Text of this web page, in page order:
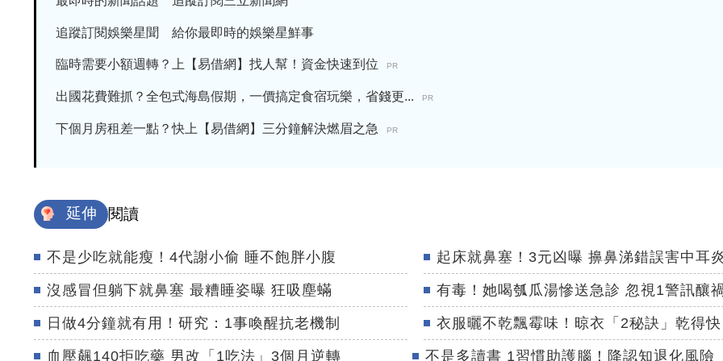
追蹤訂閱娛樂星聞 給你最即時的娛樂星鮮事
臨時需要小額週轉？上【易借網】找人幫！資金快速到位 PR
出國花費難抓？全包式海島假期，一價搞定食宿玩樂，省錢更... PR
下個月房租差一點？快上【易借網】三分鐘解決燃眉之急 PR
延伸 閱讀
不是少吃就能瘦！4代謝小偷 睡不飽胖小腹 起床就鼻塞！3元凶曝 擤鼻涕錯誤害中耳
沒感冒但躺下就鼻塞 最糟睡姿曝 狂吸塵蟎 有毒！她喝瓠瓜湯慘送急診 忽視1警訊釀
日做4分鐘就有用！研究：1事喚醒抗老機制 衣服曬不乾飄霉味！晾衣「2秘訣」乾得快
血壓飆140拒吃藥 男改「1吃法」3個月逆轉 不是多讀書 1習慣助護腦！降認知退化風險